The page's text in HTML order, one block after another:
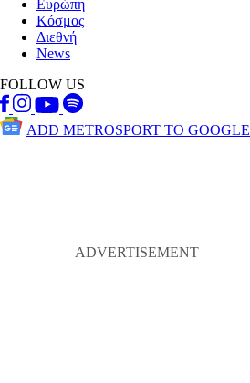
Ευρώπη
Κόσμος
Διεθνή
News
FOLLOW US
ADD METROSPORT TO GOOGLE